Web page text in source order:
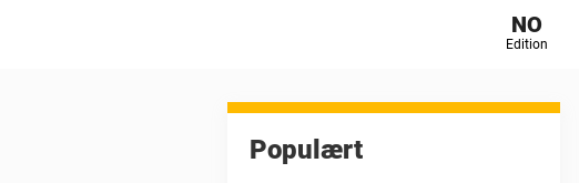
NO
Edition
Populært